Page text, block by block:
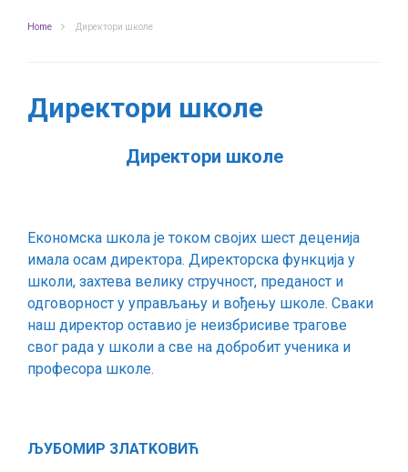
Home Директори школе
Директори школе
Директори школе
Економска школа је током својих шест деценија
имала осам директора. Директорска функција у
школи, захтева велику стручност, преданост и
одговорност у управљању и вођењу школе. Сваки
наш директор оставио је неизбрисиве трагове
свог рада у школи а све на добробит ученика и
професора школе.
ЉУБОМИР ЗЛАТKОВИЋ